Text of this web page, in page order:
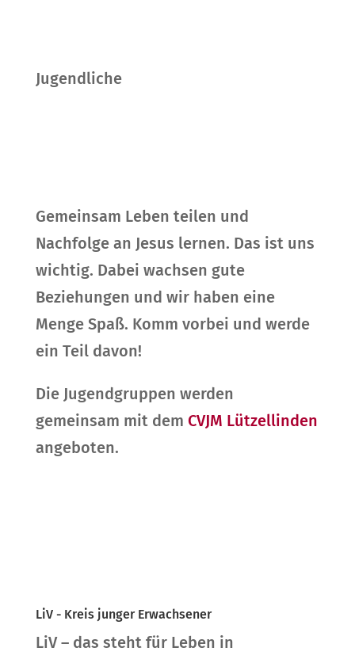
Jugendliche
Gemeinsam Leben teilen und
Nachfolge an Jesus lernen. Das ist uns
wichtig. Dabei wachsen gute
Beziehungen und wir haben eine
Menge Spaß. Komm vorbei und werde
ein Teil davon!
Die Jugendgruppen werden
gemeinsam mit dem CVJM Lützellinden
angeboten.
LiV - Kreis junger Erwachsener
LiV – das steht für Leben in